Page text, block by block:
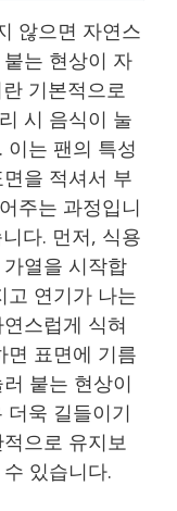
않으면 자연스
는 현상이 자
기본적으로
시 음식이 눌
이는 팬의 특성
을 적셔서 부
주는 과정입니
다. 먼저, 식용
열을 시작합
고 연기가 나는
스럽게 식혀
면 표면에 기름
붙는 현상이
더욱 길들이기
으로 유지보
있습니다.